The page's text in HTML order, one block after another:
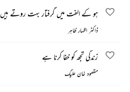
ہو کے الفت میں گرفتار بہت روتے ہیں
ڈاکٹر اظہار ظاہر
زندگی تجھ کو خفا کرنا ہے
مقصود خان علیگ